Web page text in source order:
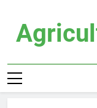
content